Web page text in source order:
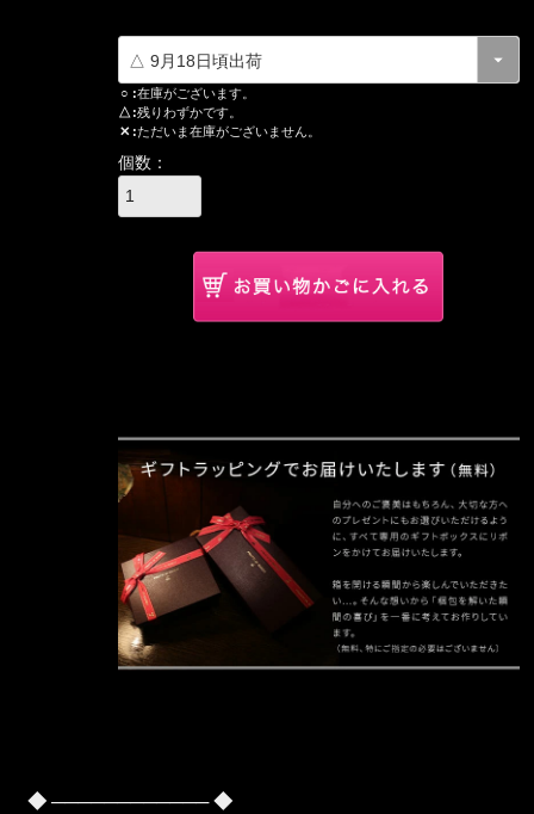
○
在庫がございます。
△ 残りわずかです。
✕ ただいま在庫がございません。
◆ ──────────── ◆